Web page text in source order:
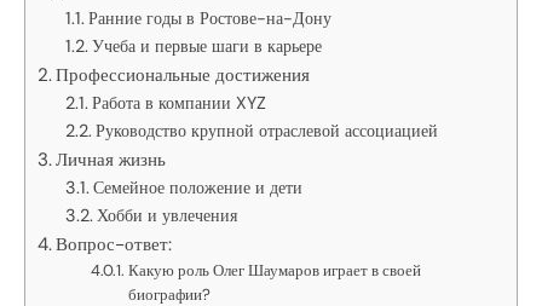
Ранние годы в Ростове-на-Дону
Учеба и первые шаги в карьере
Профессиональные достижения
Работа в компании XYZ
Руководство крупной отраслевой ассоциацией
Личная жизнь
Семейное положение и дети
Хобби и увлечения
Вопрос-ответ:
Какую роль Олег Шаумаров играет в своей
биографии?